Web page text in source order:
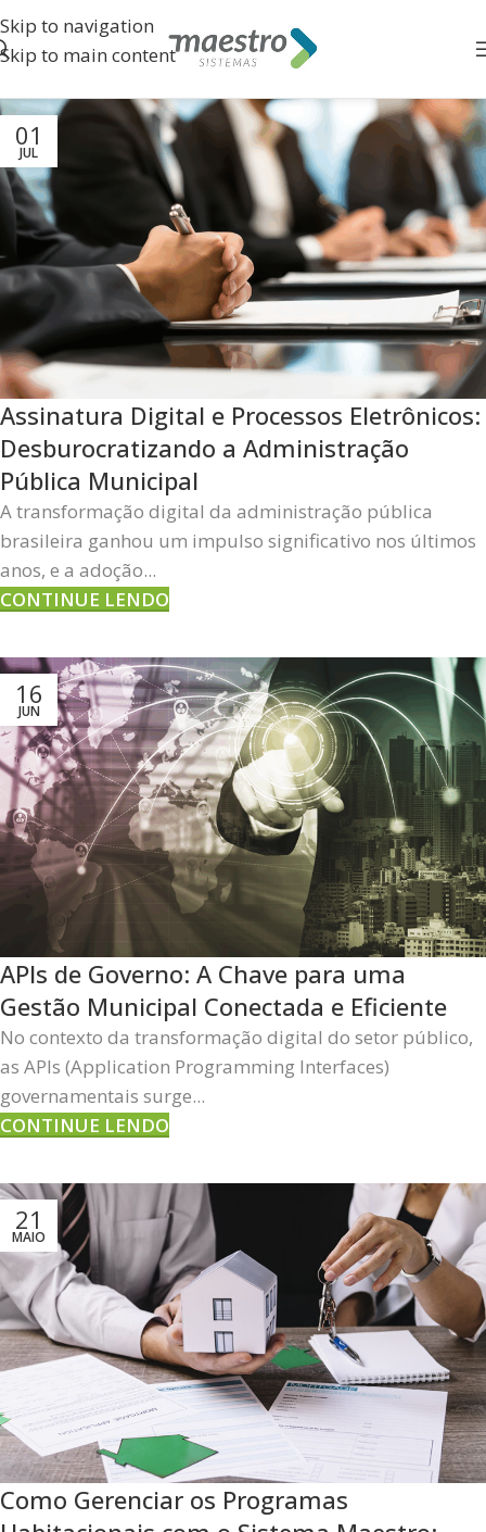
Skip to navigation
Skip to main content
01
JUL
Assinatura Digital e Processos Eletrônicos:
Desburocratizando a Administração
Pública Municipal
A transformação digital da administração pública
brasileira ganhou um impulso significativo nos últimos
anos, e a adoção...
CONTINUE LENDO
16
JUN
APIs de Governo: A Chave para uma
Gestão Municipal Conectada e Eficiente
No contexto da transformação digital do setor público,
as APIs (Application Programming Interfaces)
governamentais surge...
CONTINUE LENDO
21
MAIO
Como Gerenciar os Programas